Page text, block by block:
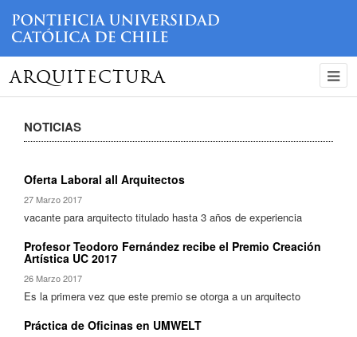
ARQUITECTURA
NOTICIAS
Oferta Laboral all Arquitectos
27 Marzo 2017
vacante para arquitecto titulado hasta 3 años de experiencia
Profesor Teodoro Fernández recibe el Premio Creación
Artística UC 2017
26 Marzo 2017
Es la primera vez que este premio se otorga a un arquitecto
Práctica de Oficinas en UMWELT